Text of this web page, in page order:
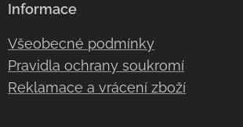
Informace
Všeobecné podmínky
Pravidla ochrany soukromí
Reklamace a vrácení zboží